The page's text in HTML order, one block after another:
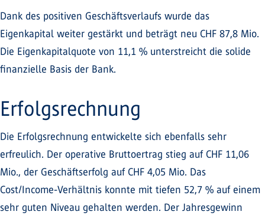
Dank des positiven Geschäftsverlaufs wurde das
Eigenkapital weiter gestärkt und beträgt neu CHF 87,8 Mio.
Die Eigenkapitalquote von 11,1 % unterstreicht die solide
finanzielle Basis der Bank.
Erfolgsrechnung
Die Erfolgsrechnung entwickelte sich ebenfalls sehr
erfreulich. Der operative Bruttoertrag stieg auf CHF 11,06
Mio., der Geschäftserfolg auf CHF 4,05 Mio. Das
Cost/Income-Verhältnis konnte mit tiefen 52,7 % auf einem
sehr guten Niveau gehalten werden. Der Jahresgewinn